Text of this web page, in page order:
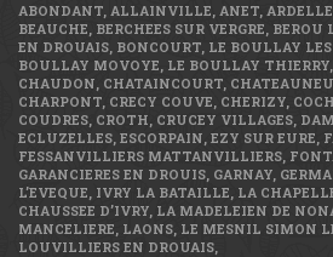
ABONDANT, ALLAINVILLE, ANET,
BEAUCHE, BERCHEES SUR VERGRE,
EN DROUAIS, BONCOURT, LE BOULLAY
BOULLAY MOVOYE, LE BOULLAY THIERRY,
CHAUDON, CHATAINCOURT,
CHARPONT, CRECY COUVE, CHERIZY,
COUDRES, CROTH, CRUCEY VILLAGES,
ECLUZELLES, ESCORPAIN, EZY SUR EURE,
FESSANVILLIERS MATTANVILLIERS,
GARANCIERES EN DROUIS, GARNAY,
L’EVEQUE, IVRY LA BATAILLE, LA
CHAUSSEE D’IVRY, LA MADELEIEN DE
MANCELIERE, LAONS, LE MESNIL SIMON
LOUVILLIERS EN DROUAIS,